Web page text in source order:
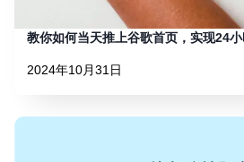
教你如何当天推上谷歌首页，实现24小
2024年10月31日